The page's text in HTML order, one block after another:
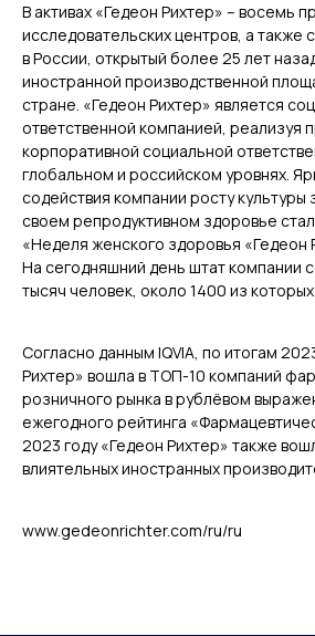
В активах «Гедеон Рихтер» – восемь
исследовательских центров, а также
в России, открытый более 25 лет
иностранной производственной
стране. «Гедеон Рихтер» является
ответственной компанией, реализуя
корпоративной социальной
глобальном и российском уровнях.
содействия компании росту культуры
своем репродуктивном здоровье
«Неделя женского здоровья «Гедеон
На сегодняшний день штат компании
тысяч человек, около 1400 из
Согласно данным IQVIA, по итогам
Рихтер» вошла в ТОП-10 компаний
розничного рынка в рублёвом
ежегодного рейтинга
2023 году «Гедеон Рихтер» также
влиятельных иностранных
www.gedeonrichter.com/ru/ru